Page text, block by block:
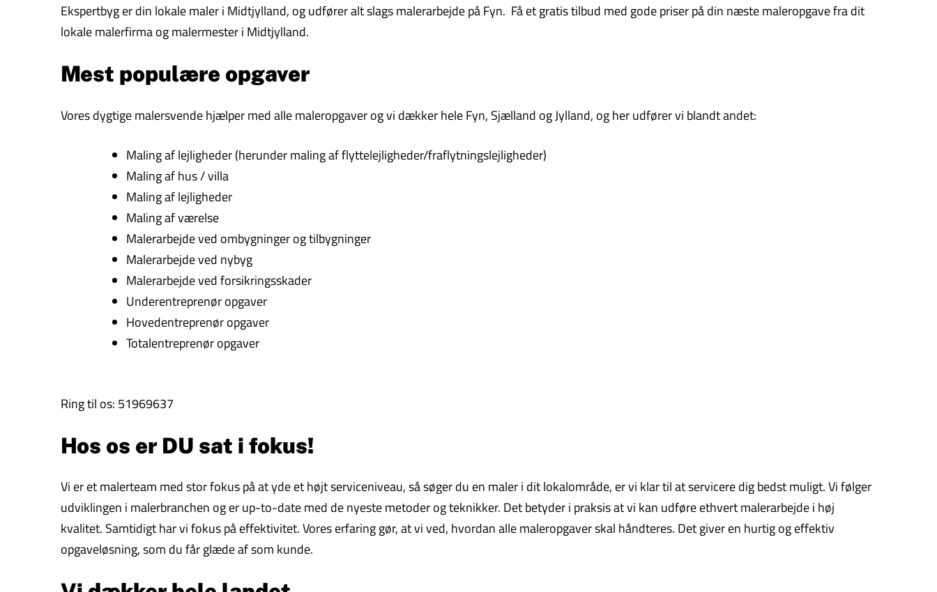
Ekspertbyg er din lokale maler i Midtjylland, og udfører alt slags malerarbejde på Fyn. Få et gratis tilbud med gode priser på din næste maleropgave fra dit
lokale malerfirma og malermester i Midtjylland.
Mest populære opgaver
Vores dygtige malersvende hjælper med alle maleropgaver og vi dækker hele Fyn, Sjælland og Jylland, og her udfører vi blandt andet:
Maling af lejligheder (herunder maling af flyttelejligheder/fraflytningslejligheder)
Maling af hus / villa
Maling af lejligheder
Maling af værelse
Malerarbejde ved ombygninger og tilbygninger
Malerarbejde ved nybyg
Malerarbejde ved forsikringsskader
Underentreprenør opgaver
Hovedentreprenør opgaver
Totalentreprenør opgaver
Ring til os: 51969637
Hos os er DU sat i fokus!
Vi er et malerteam med stor fokus på at yde et højt serviceniveau, så søger du en maler i dit lokalområde, er vi klar til at servicere dig bedst muligt. Vi følger
udviklingen i malerbranchen og er up-to-date med de nyeste metoder og teknikker. Det betyder i praksis at vi kan udføre ethvert malerarbejde i høj
kvalitet. Samtidigt har vi fokus på effektivitet. Vores erfaring gør, at vi ved, hvordan alle maleropgaver skal håndteres. Det giver en hurtig og effektiv
opgaveløsning, som du får glæde af som kunde.